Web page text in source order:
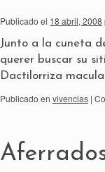
Publicado el 18 abril, 2008
Junto a la cuneta
querer buscar su
Dactilorriza
Publicado en vivencias |